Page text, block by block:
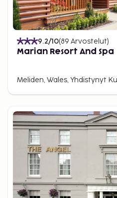
9.2/10(89 Arvostelut)
Marian Resort And Spa
Meliden, Wales, Yhdistynyt